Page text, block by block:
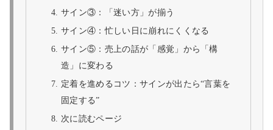
サイン③：「迷い方」が揃う
サイン④：忙しい日に崩れにくくなる
サイン⑤：売上の話が「感覚」から「構
造」に変わる
定着を進めるコツ：サインが出たら“言葉を
固定する”
次に読むページ